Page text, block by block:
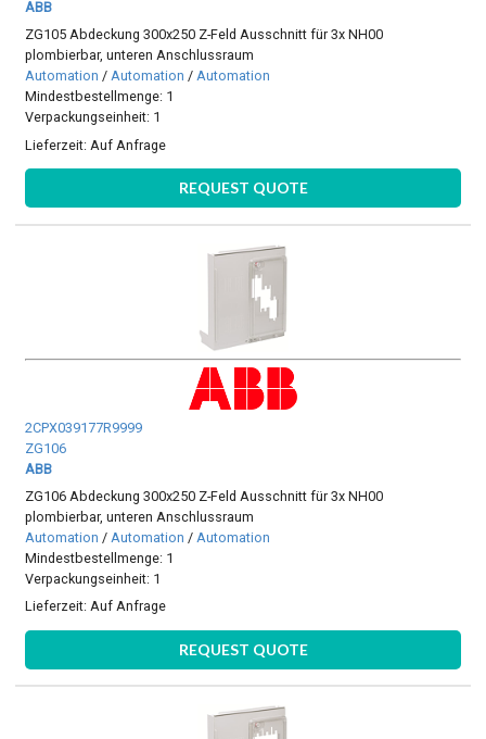
ABB
ZG105 Abdeckung 300x250 Z-Feld Ausschnitt für 3x NH00
plombierbar, unteren Anschlussraum
Automation /Automation /Automation
Mindestbestellmenge: 1
Verpackungseinheit: 1
Lieferzeit: Auf Anfrage
REQUEST QUOTE
2CPX039177R9999
ZG106
ABB
ZG106 Abdeckung 300x250 Z-Feld Ausschnitt für 3x NH00
plombierbar, unteren Anschlussraum
Automation / Automation / Automation
Mindestbestellmenge: 1
Verpackungseinheit: 1
Lieferzeit:Auf Anfrage
REQUEST QUOTE